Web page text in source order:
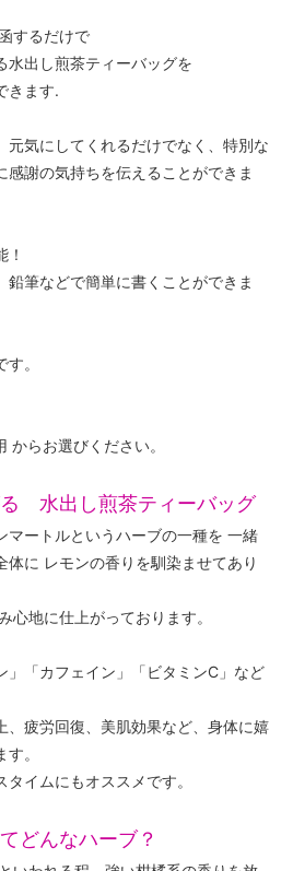
するだけで
水出し煎茶ティーバッグを
きます.
元気にしてくれるだけでなく、特別な
感謝の気持ちを伝えることができま
鉛筆などで簡単に書くことができま
。
らお選びください。
水出し煎茶ティーバッグ
マートルというハーブの一種を 一緒
体に レモンの香りを馴染ませてあり
心地に仕上がっております。
」「カフェイン」「ビタミンC」など
、疲労回復、美肌効果など、身体に嬉
。
イムにもオススメです。
どんなハーブ？